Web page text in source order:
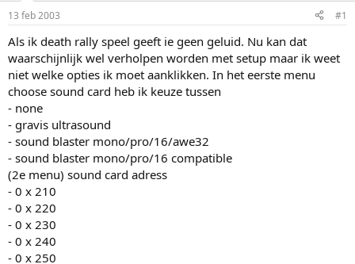
p
s
t
a
r
t
e
r
m
13 feb 2003 #1
Als ik death rally speel geeft ie geen geluid. Nu kan dat
waarschijnlijk wel verholpen worden met setup maar ik weet
niet welke opties ik moet aanklikken. In het eerste menu
choose sound card heb ik keuze tussen
- none
- gravis ultrasound
- sound blaster mono/pro/16/awe32
- sound blaster mono/pro/16 compatible
(2e menu) sound card adress
- 0 x 210
- 0 x 220
- 0 x 230
- 0 x 240
- 0 x 250